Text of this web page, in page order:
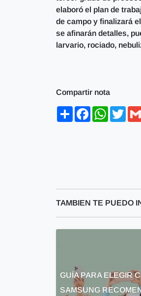
elaboró el plan de
de campo y finalizará
se afinarán detalles,
larvario, rociado,
Compartir nota
ShareFacebook
TAMBIEN TE PUEDO
GUÍA PARA ELEGIR
SAMSUNG